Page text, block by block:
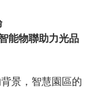
能物聯助力光品
景，智慧園區的